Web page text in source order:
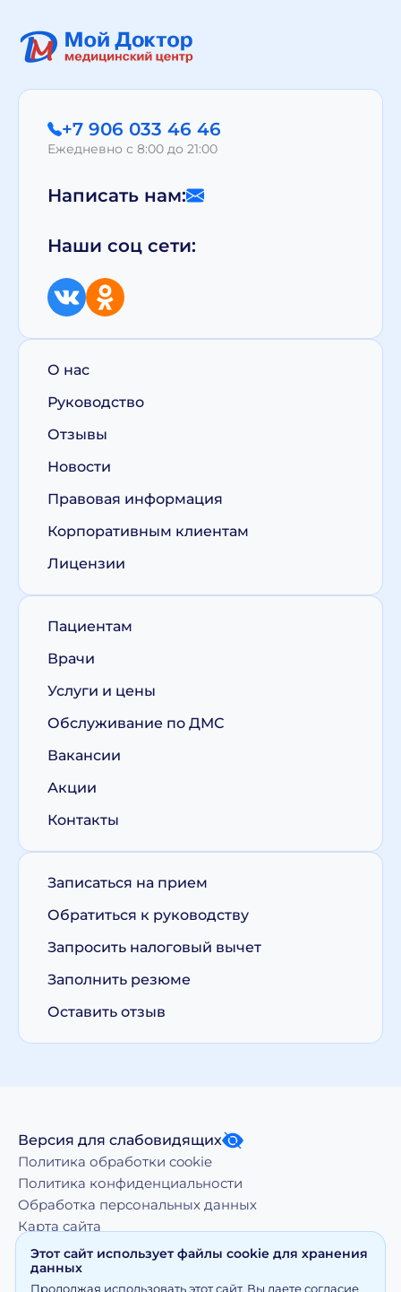
+7 906 033 46 46
Ежедневно с 8:00 до 21:00
Написать нам:
Наши соц сети:
О нас
Руководство
Отзывы
Новости
Правовая информация
Корпоративным клиентам
Лицензии
Пациентам
Врачи
Услуги и цены
Обслуживание по ДМС
Вакансии
Акции
Контакты
Записаться на прием
Обратиться к руководству
Запросить налоговый вычет
Заполнить резюме
Оставить отзыв
Версия для слабовидящих
Политика обработки cookie
Политика конфиденциальности
Обработка персональных данных
Карта сайта
Этот сайт использует файлы cookie для хранения
данных
Продолжая использовать этот сайт, Вы даете согласие